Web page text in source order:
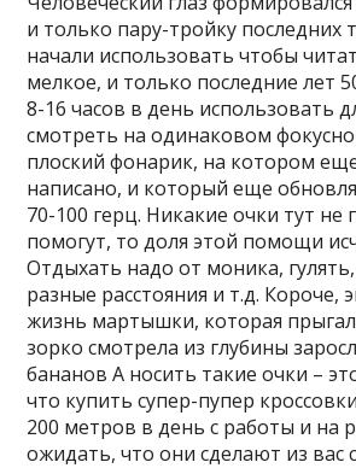
и только пару-тройку последних
начали использовать чтобы
мелкое, и только последние лет
8-16 часов в день использовать
смотреть на одинаковом
плоский фонарик, на котором
написано, и который еще
70-100 герц. Никакие очки тут не
помогут, то доля этой помощи
Отдыхать надо от моника,
разные расстояния и т.д. Короче,
жизнь мартышки, которая
зорко смотрела из глубины
бананов А носить такие очки –
что купить супер-пупер
200 метров в день с работы и на
ожидать, что они сделают из вас